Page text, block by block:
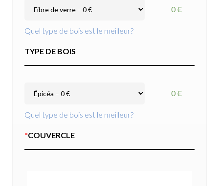
0 €
Quel type de bois est le meilleur?
TYPE DE BOIS
0 €
Quel type de bois est le meilleur?
*COUVERCLE